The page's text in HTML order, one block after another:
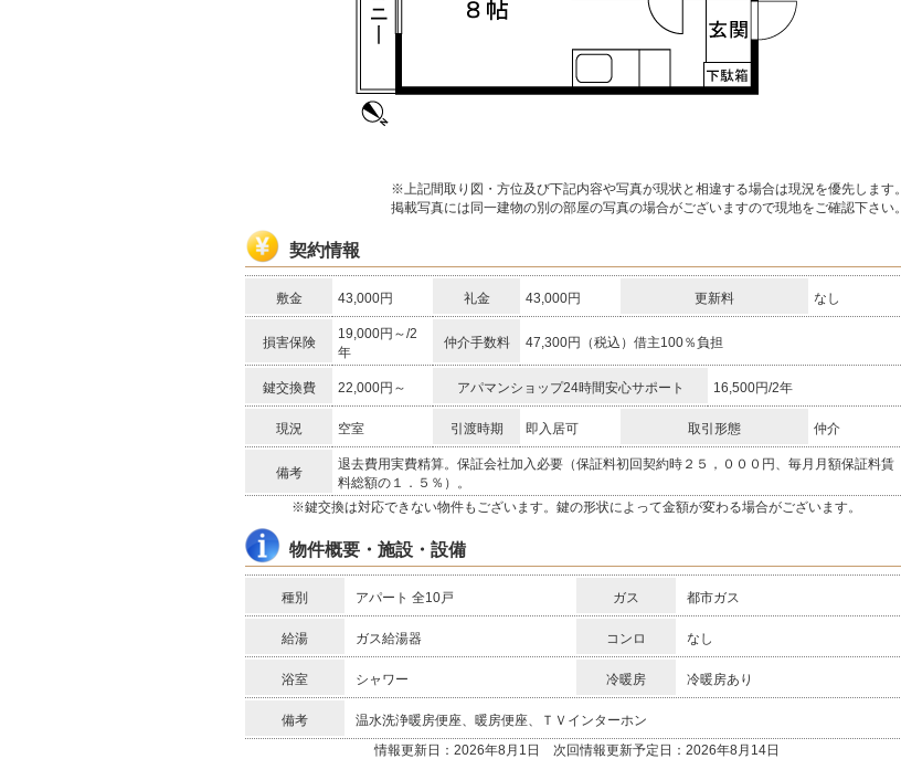
※上記間取り図・方位及び下記内容や写真が現状と相違する場合は現況を優先します。
掲載写真には同一建物の別の部屋の写真の場合がございますので現地をご確認下さい。
契約情報
敷金 43,000円 礼金 43,000円 更新料 なし
損害保険
19,000円～/2
年
仲介手数料 47,300円（税込）借主100％負担
鍵交換費 22,000円～ アパマンショップ24時間安心サポート 16,500円/2年
現況 空室 引渡時期 即入居可 取引形態 仲介
備考
退去費用実費精算。保証会社加入必要（保証料初回契約時２５，０００円、毎月月額保証料賃
料総額の１．５％）。
※鍵交換は対応できない物件もございます。鍵の形状によって金額が変わる場合がございます。
物件概要・施設・設備
種別 アパート 全10戸 ガス 都市ガス
給湯 ガス給湯器 コンロ なし
浴室 シャワー 冷暖房 冷暖房あり
備考
温水洗浄暖房便座、暖房便座、ＴＶインターホン
情報更新日：2026年8月1日 次回情報更新予定日：2026年8月14日